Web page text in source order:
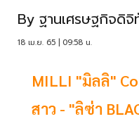
By ฐานเศรษฐกิจดิจิ
18 เม.ย. 65 | 09:58 น.
MILLI "มิลลิ"
สาว - "ลิซ่า